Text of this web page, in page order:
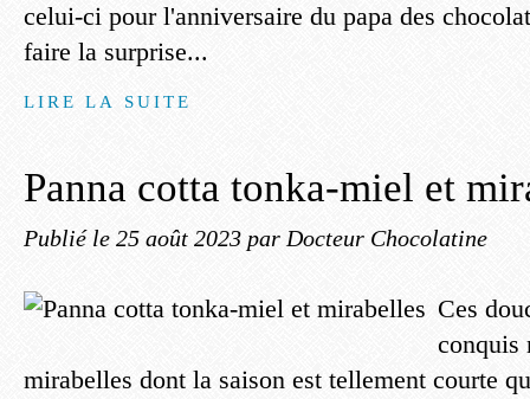
celui-ci pour l'anniversaire du papa des
faire la surprise...
LIRE LA SUITE
Panna cotta tonka-miel et
Publié le 25 août 2023 par Docteur Chocolatine
Ces
conquis
mirabelles dont la saison est tellement courte